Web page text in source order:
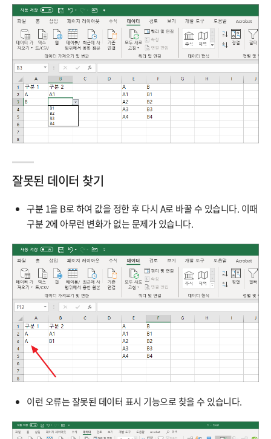
잘못된 데이터 찾기
구분 1을 B로 하여 값을 정한 후 다시 A로 바꿀 수 있습니다. 이때
구분 2에 아무런 변화가 없는 문제가 있습니다.
이런 오류는 잘못된 데이터 표시 기능으로 찾을 수 있습니다.